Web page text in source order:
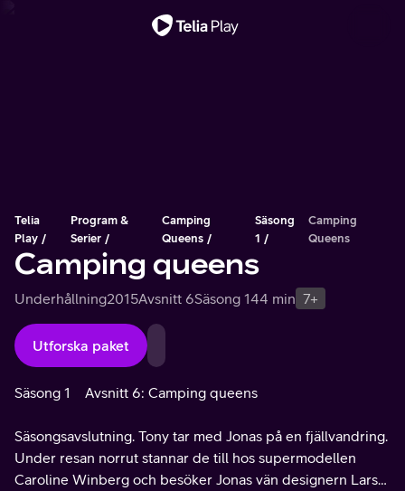
Telia
Play
Program &
Serier
Camping
Queens
Säsong
1
Camping
Queens
Camping queens
Underhållning2015Avsnitt 6Säsong 144 min 7+
Utforska paket
Säsong 1 Avsnitt 6: Camping queens
Säsongsavslutning. Tony tar med Jonas på en fjällvandring.
Under resan norrut stannar de till hos supermodellen
Caroline Winberg och besöker Jonas vän designern Lars